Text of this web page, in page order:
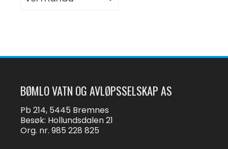
BØMLO VATN OG AVLØPSSELSKAP AS
Pb 214, 5445 Bremnes
Besøk: Hollundsdalen 21
Org. nr. 985 228 825